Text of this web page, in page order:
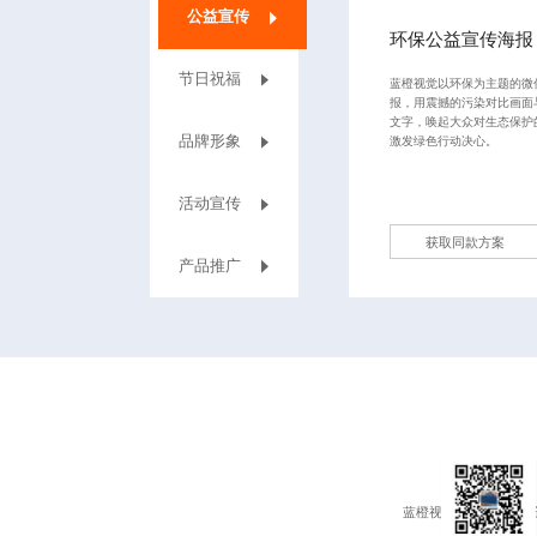
公益宣传
节日祝福
品牌形象
活动宣传
‌产品推广
环保公益宣传海报
蓝橙视觉以环保为主题的微
报，用震撼的污染对比画面
文字，唤起大众对生态保护
激发绿色行动决心。
获取同款方案
蓝橙视觉微信海报设计